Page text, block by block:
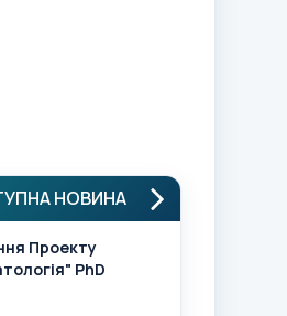
НОВИНА
Проекту
PhD